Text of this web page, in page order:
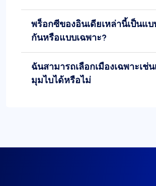
พร็อกซีของอินเดียเหล่านี้เป็นแบ
กันหรือแบบเฉพาะ?
ฉันสามารถเลือกเมืองเฉพาะเช่
มุมไบได้หรือไม่